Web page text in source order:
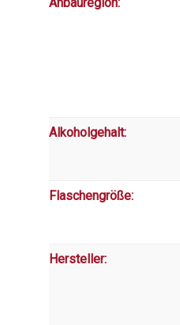
Alkoholgehalt:
Flaschengröße:
Hersteller: